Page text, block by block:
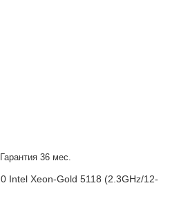
Гарантия 36 мес.
Intel Xeon-Gold 5118 (2.3GHz/12-